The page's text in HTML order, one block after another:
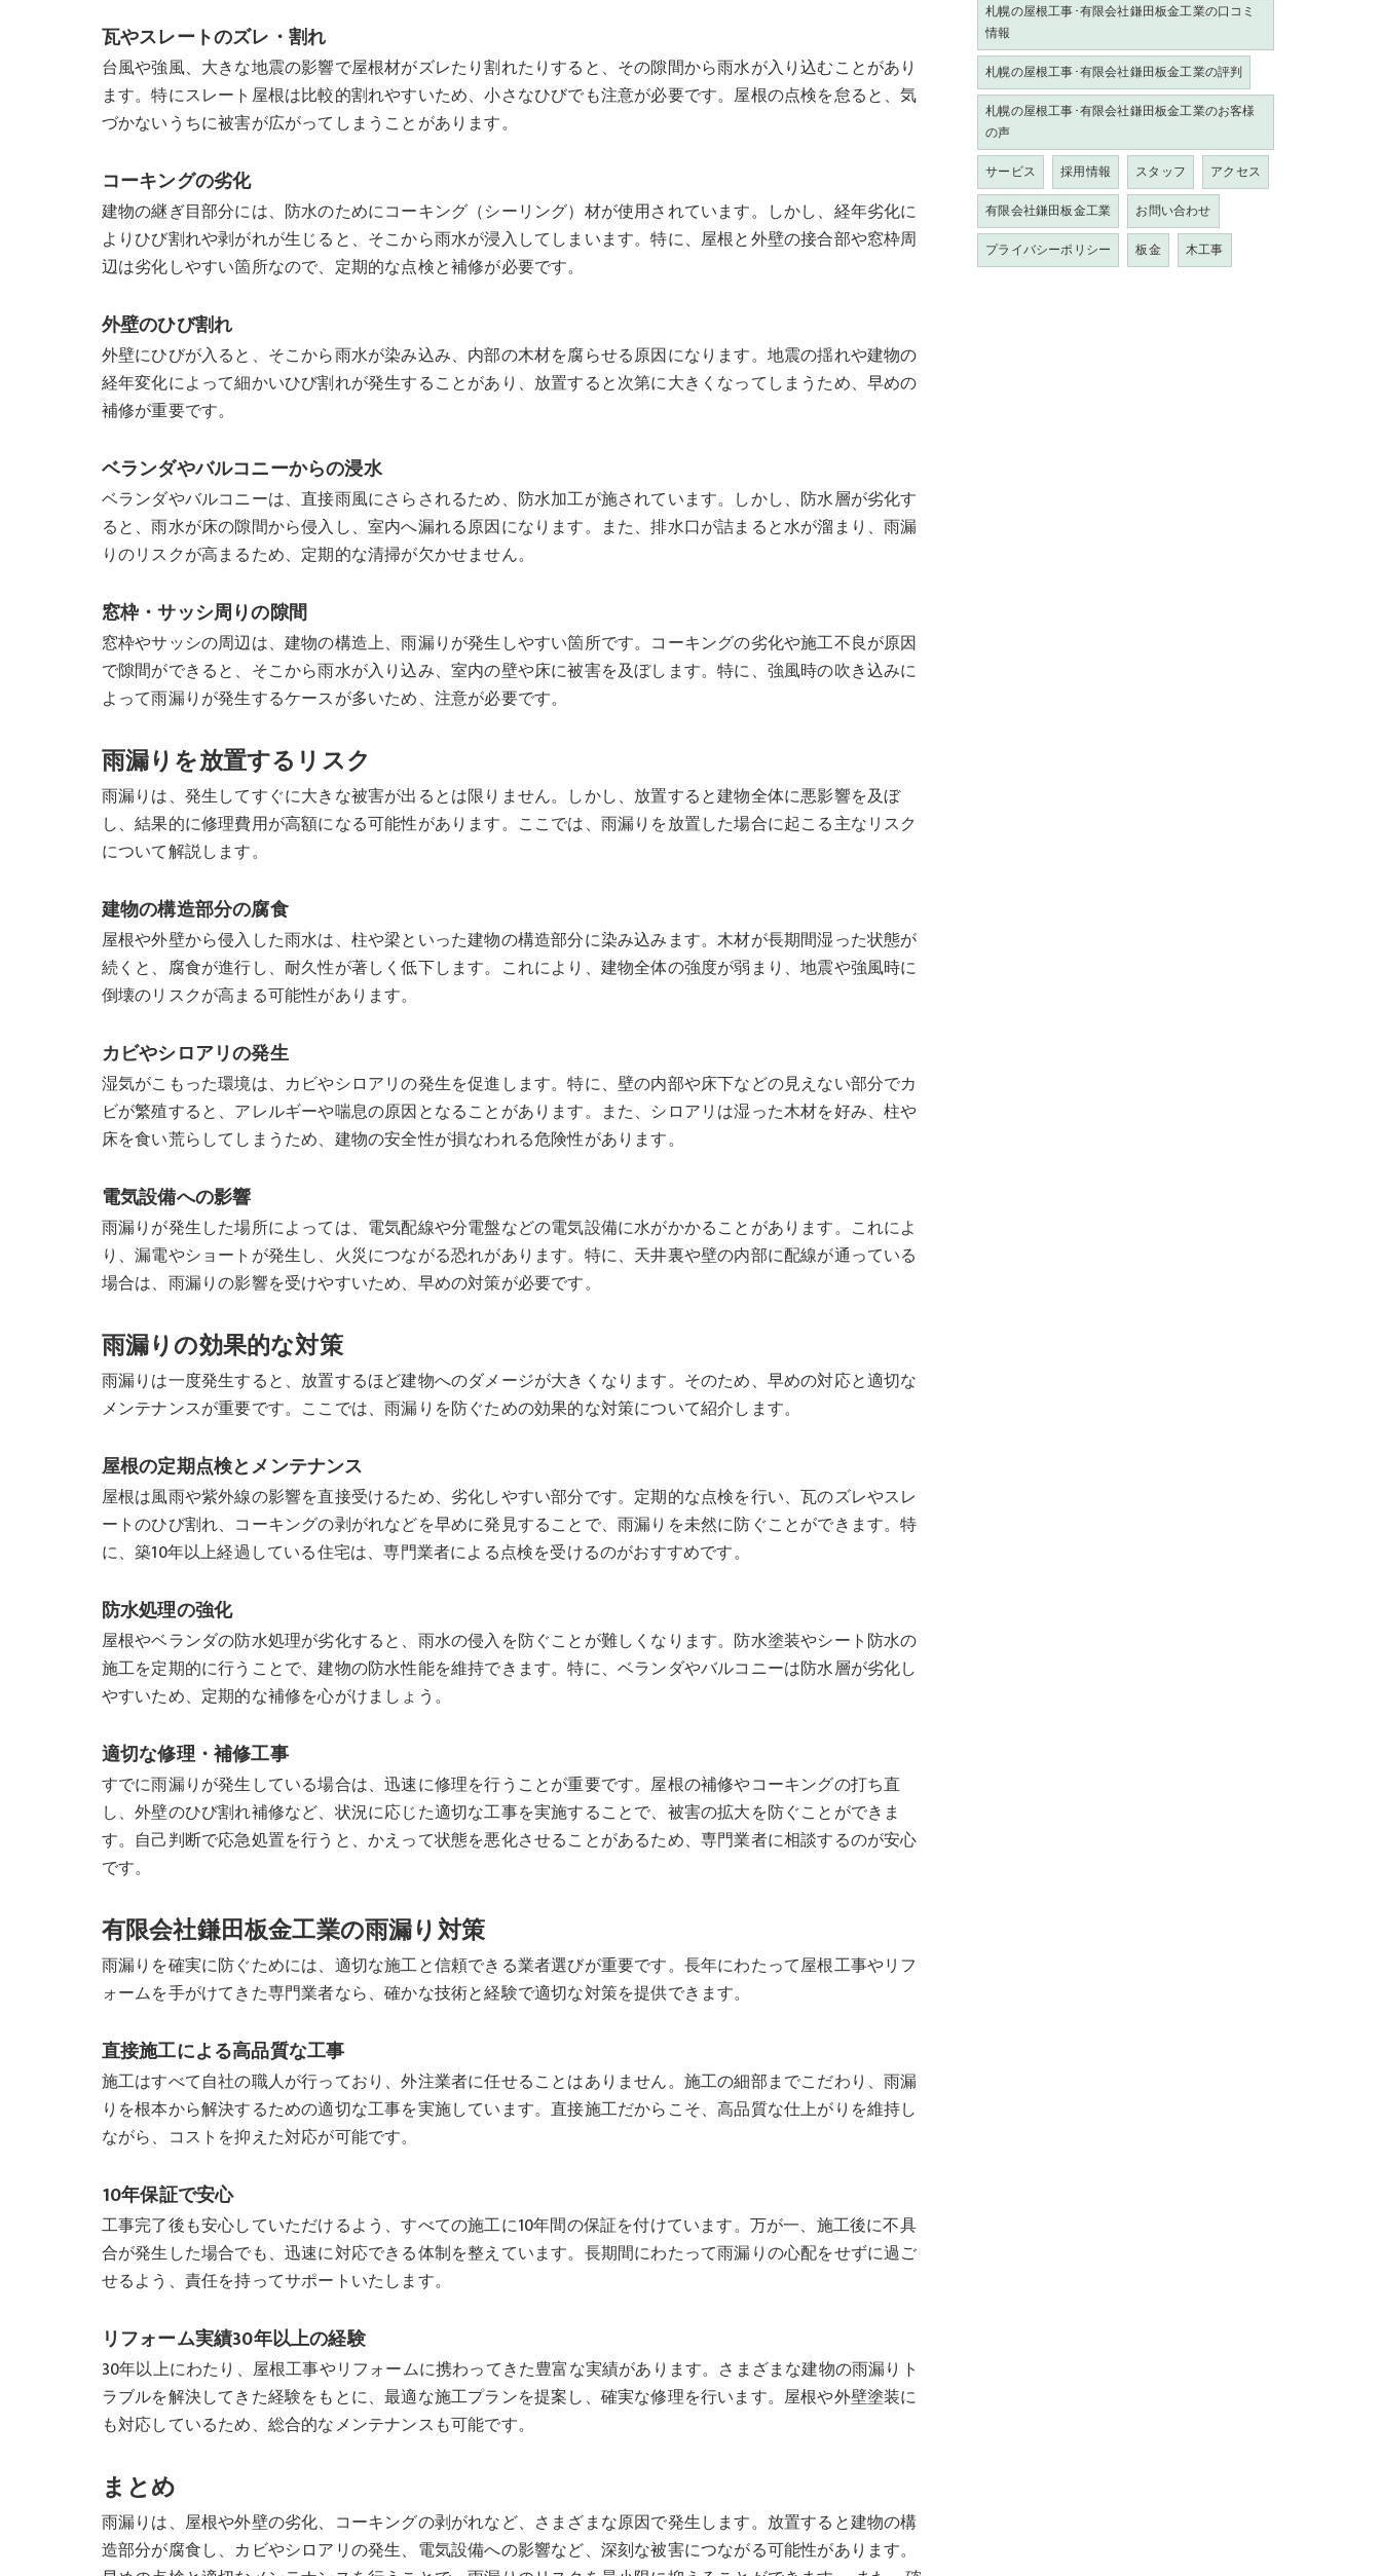
瓦やスレートのズレ・割れ
台風や強風、大きな地震の影響で屋根材がズレたり割れたりすると、その隙間から雨水が入り込むことがあり
ます。特にスレート屋根は比較的割れやすいため、小さなひびでも注意が必要です。屋根の点検を怠ると、気
づかないうちに被害が広がってしまうことがあります。
コーキングの劣化
建物の継ぎ目部分には、防水のためにコーキング（シーリング）材が使用されています。しかし、経年劣化に
よりひび割れや剥がれが生じると、そこから雨水が浸入してしまいます。特に、屋根と外壁の接合部や窓枠周
辺は劣化しやすい箇所なので、定期的な点検と補修が必要です。
外壁のひび割れ
外壁にひびが入ると、そこから雨水が染み込み、内部の木材を腐らせる原因になります。地震の揺れや建物の
経年変化によって細かいひび割れが発生することがあり、放置すると次第に大きくなってしまうため、早めの
補修が重要です。
ベランダやバルコニーからの浸水
ベランダやバルコニーは、直接雨風にさらされるため、防水加工が施されています。しかし、防水層が劣化す
ると、雨水が床の隙間から侵入し、室内へ漏れる原因になります。また、排水口が詰まると水が溜まり、雨漏
りのリスクが高まるため、定期的な清掃が欠かせません。
窓枠・サッシ周りの隙間
窓枠やサッシの周辺は、建物の構造上、雨漏りが発生しやすい箇所です。コーキングの劣化や施工不良が原因
で隙間ができると、そこから雨水が入り込み、室内の壁や床に被害を及ぼします。特に、強風時の吹き込みに
よって雨漏りが発生するケースが多いため、注意が必要です。
雨漏りを放置するリスク
雨漏りは、発生してすぐに大きな被害が出るとは限りません。しかし、放置すると建物全体に悪影響を及ぼ
し、結果的に修理費用が高額になる可能性があります。ここでは、雨漏りを放置した場合に起こる主なリスク
について解説します。
建物の構造部分の腐食
屋根や外壁から侵入した雨水は、柱や梁といった建物の構造部分に染み込みます。木材が長期間湿った状態が
続くと、腐食が進行し、耐久性が著しく低下します。これにより、建物全体の強度が弱まり、地震や強風時に
倒壊のリスクが高まる可能性があります。
カビやシロアリの発生
湿気がこもった環境は、カビやシロアリの発生を促進します。特に、壁の内部や床下などの見えない部分でカ
ビが繁殖すると、アレルギーや喘息の原因となることがあります。また、シロアリは湿った木材を好み、柱や
床を食い荒らしてしまうため、建物の安全性が損なわれる危険性があります。
電気設備への影響
雨漏りが発生した場所によっては、電気配線や分電盤などの電気設備に水がかかることがあります。これによ
り、漏電やショートが発生し、火災につながる恐れがあります。特に、天井裏や壁の内部に配線が通っている
場合は、雨漏りの影響を受けやすいため、早めの対策が必要です。
雨漏りの効果的な対策
雨漏りは一度発生すると、放置するほど建物へのダメージが大きくなります。そのため、早めの対応と適切な
メンテナンスが重要です。ここでは、雨漏りを防ぐための効果的な対策について紹介します。
屋根の定期点検とメンテナンス
屋根は風雨や紫外線の影響を直接受けるため、劣化しやすい部分です。定期的な点検を行い、瓦のズレやスレ
ートのひび割れ、コーキングの剥がれなどを早めに発見することで、雨漏りを未然に防ぐことができます。特
に、築10年以上経過している住宅は、専門業者による点検を受けるのがおすすめです。
防水処理の強化
屋根やベランダの防水処理が劣化すると、雨水の侵入を防ぐことが難しくなります。防水塗装やシート防水の
施工を定期的に行うことで、建物の防水性能を維持できます。特に、ベランダやバルコニーは防水層が劣化し
やすいため、定期的な補修を心がけましょう。
適切な修理・補修工事
すでに雨漏りが発生している場合は、迅速に修理を行うことが重要です。屋根の補修やコーキングの打ち直
し、外壁のひび割れ補修など、状況に応じた適切な工事を実施することで、被害の拡大を防ぐことができま
す。自己判断で応急処置を行うと、かえって状態を悪化させることがあるため、専門業者に相談するのが安心
です。
有限会社鎌田板金工業の雨漏り対策
雨漏りを確実に防ぐためには、適切な施工と信頼できる業者選びが重要です。長年にわたって屋根工事やリフ
ォームを手がけてきた専門業者なら、確かな技術と経験で適切な対策を提供できます。
直接施工による高品質な工事
施工はすべて自社の職人が行っており、外注業者に任せることはありません。施工の細部までこだわり、雨漏
りを根本から解決するための適切な工事を実施しています。直接施工だからこそ、高品質な仕上がりを維持し
ながら、コストを抑えた対応が可能です。
10年保証で安心
工事完了後も安心していただけるよう、すべての施工に10年間の保証を付けています。万が一、施工後に不具
合が発生した場合でも、迅速に対応できる体制を整えています。長期間にわたって雨漏りの心配をせずに過ご
せるよう、責任を持ってサポートいたします。
リフォーム実績30年以上の経験
30年以上にわたり、屋根工事やリフォームに携わってきた豊富な実績があります。さまざまな建物の雨漏りト
ラブルを解決してきた経験をもとに、最適な施工プランを提案し、確実な修理を行います。屋根や外壁塗装に
も対応しているため、総合的なメンテナンスも可能です。
まとめ
雨漏りは、屋根や外壁の劣化、コーキングの剥がれなど、さまざまな原因で発生します。放置すると建物の構
造部分が腐食し、カビやシロアリの発生、電気設備への影響など、深刻な被害につながる可能性があります。
札幌の屋根工事･有限会社鎌田板金工業の口コミ
情報
札幌の屋根工事･有限会社鎌田板金工業の評判
札幌の屋根工事･有限会社鎌田板金工業のお客様
の声
サービス
採用情報 スタッフ
アクセス
有限会社鎌田板金工業
お問い合わせ
プライバシーポリシー
板金 木工事